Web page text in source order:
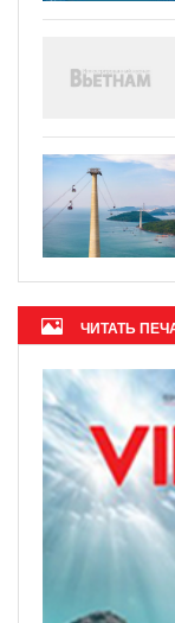
ЧИТАТЬ